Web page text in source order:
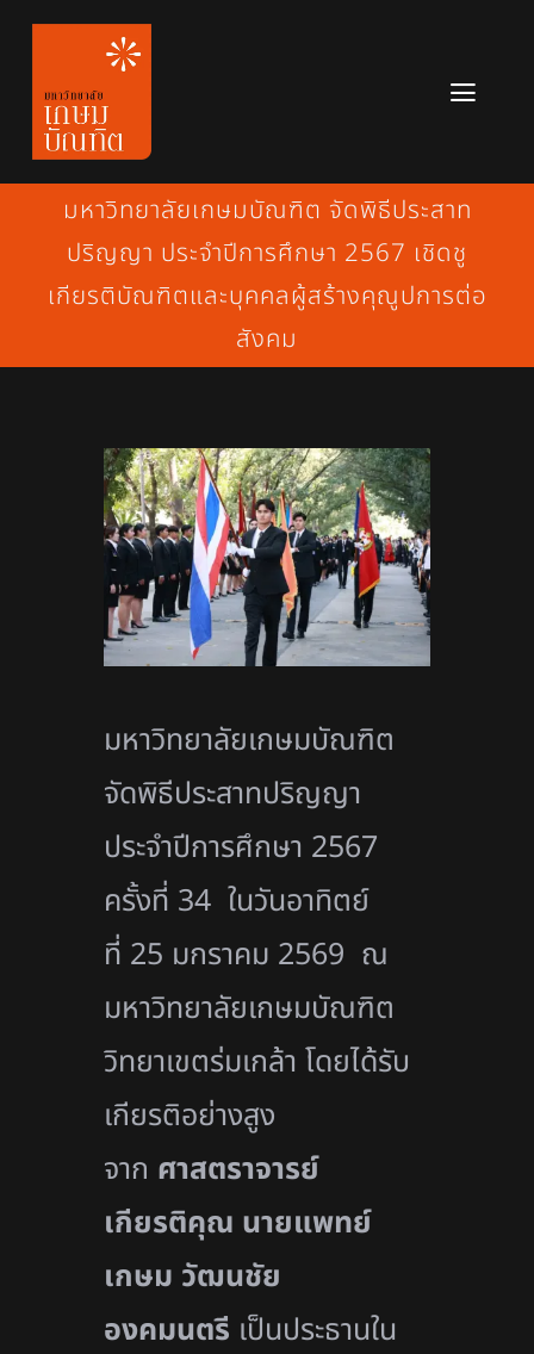
Skip
content
หลักสูตร
ข่าวสาร
เกี่ยวกับมหาวิทยาลัย
ติดต่อเรา
มหาวิทยาลัยเกษมบัณฑิต จัดพิธีประสาท
ปริญญา ประจำปีการศึกษา 2567 เชิดชู
เกียรติบัณฑิตและบุคคลผู้สร้างคุณูปการต่อ
สังคม
มหาวิทยาลัยเกษมบัณฑิต
จัดพิธีประสาทปริญญา
ประจำปีการศึกษา 2567
ครั้งที่ 34 ในวันอาทิตย์
ที่ 25 มกราคม 2569 ณ
มหาวิทยาลัยเกษมบัณฑิต
วิทยาเขตร่มเกล้า โดยได้รับ
เกียรติอย่างสูง
จาก ศาสตราจารย์
เกียรติคุณ นายแพทย์
เกษม วัฒนชัย
องคมนตรี เป็นประธานใน